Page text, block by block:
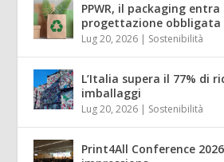
PPWR, il packaging entra
progettazione obbligata
Lug 20, 2026 Sostenibilità
L’Italia supera il 77% di
imballaggi
Lug 20, 2026 Sostenibilità
Print4All Conference